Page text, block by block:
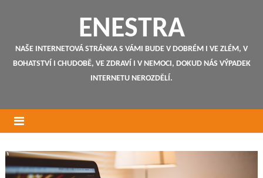
ENESTRA
NAŠE INTERNETOVÁ STRÁNKA S VÁMI BUDE V DOBRÉM I VE ZLÉM, V
BOHATSTVÍ I CHUDOBĚ, VE ZDRAVÍ I V NEMOCI, DOKUD NÁS VÝPADEK
INTERNETU NEROZDĚLÍ.